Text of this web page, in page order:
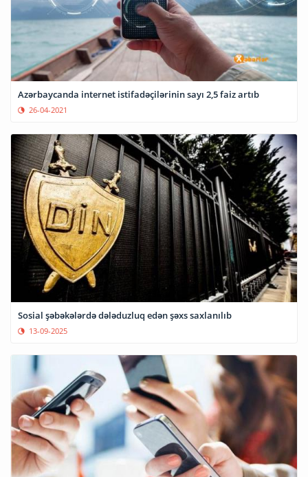
Azərbaycanda internet istifadəçilərinin sayı 2,5 faiz artıb
26-04-2021
Sosial şəbəkələrdə dələduzluq edən şəxs saxlanılıb
13-09-2025